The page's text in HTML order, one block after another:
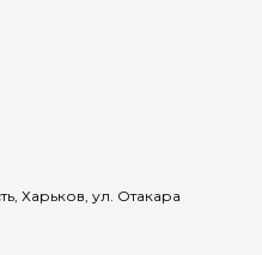
Харьков, ул. Отакара